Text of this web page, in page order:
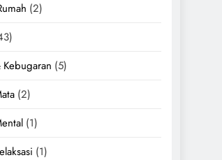
(2)
Kebugaran (5)
(2)
(1)
(1)